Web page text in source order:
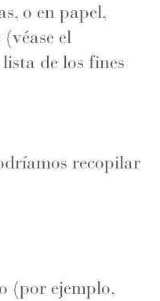
o en papel,
el
de los fines
recopilar
(por ejemplo,